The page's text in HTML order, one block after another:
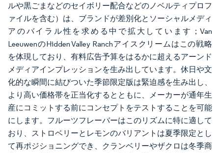
ルや黒ごまなどのセイボリー配合などのノベルティプロフ
ァイルを含む）は、ブランドが差別化とソーシャルメディ
アのバイラル性を求める中で拡大しています；Van
LeeuwenのHidden Valley Ranchアイスクリームはこの戦略
を体現しており、有料広告予算をはるかに超えるアーンド
メディアインプレッションを生み出しています。休日や文
化的な瞬間に結びついた季節限定版は緊迫感を生み出し、
より高い価格帯を正当化するとともに、メーカーが通年生
産にコミットする前にコンセプトをテストすることを可能
にします。フルーツフレーバーはこのリズムに特に適して
おり、ストロベリーとレモンのバリアントは夏季限定とし
て再ポジショニングでき、クランベリーやザクロは冬季商